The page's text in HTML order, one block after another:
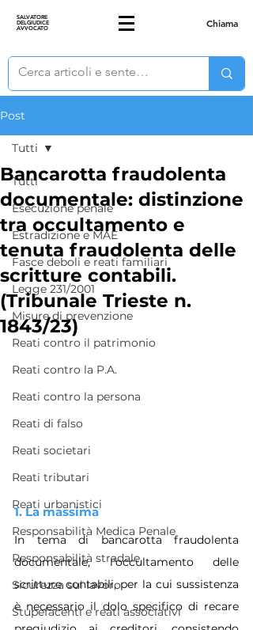
SALVATORE
DELGIUDICE
AVVOCATO Chiama
Post
Tutti
Esecuzione penale
Estradizione e MAE
Fasce deboli e reati familiari
Legge 231/2001
Misure di prevenzione
Reati contro il patrimonio
Reati contro la P.A.
Reati contro la persona
Reati di falso
Reati societari
Reati tributari
Reati urbanistici
Responsabilità Medica Penale
Responsabilità stradale
Sicurezza sul lavoro
Stupefacenti e reati associativi
Tutti
Bancarotta fraudolenta
documentale: distinzione
tra occultamento e
tenuta fraudolenta delle
scritture contabili.
(Tribunale Trieste n.
1843/23)
1. La massima
In tema di bancarotta fraudolenta
documentale, l'occultamento delle
scritture contabili, per la cui sussistenza
è necessario il dolo specifico di recare